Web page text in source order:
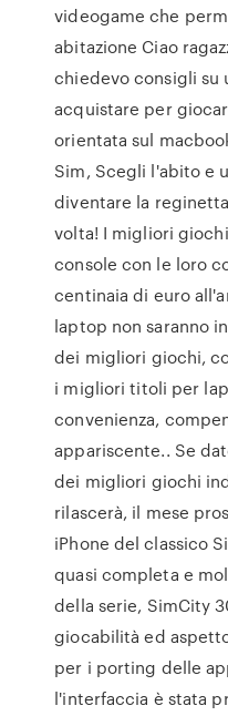
videogame che
abitazione Ciao
chiedevo consigli su
acquistare per
orientata sul
Sim, Scegli l'abito e
diventare la
volta! I migliori
console con le loro
centinaia di euro
laptop non saranno
dei migliori giochi,
i migliori titoli per
convenienza,
appariscente.. Se
dei migliori giochi
rilascerà, il mese
iPhone del classico
quasi completa e
della serie, SimCity
giocabilità ed
per i porting delle
l'interfaccia è stata